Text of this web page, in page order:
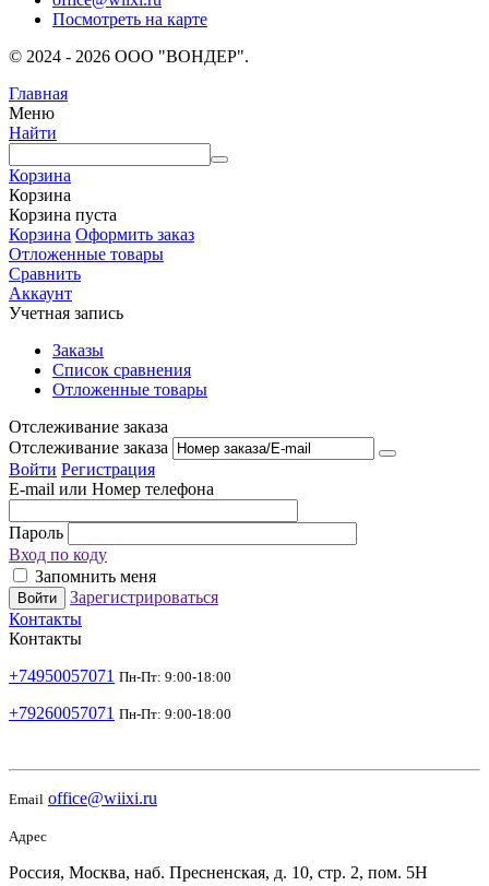
Посмотреть на карте
© 2024 - 2026 ООО "ВОНДЕР".
Главная
Меню
Найти
Корзина
Корзина
Корзина пуста
Корзина Оформить заказ
Отложенные товары
Сравнить
Аккаунт
Учетная запись
Заказы
Список сравнения
Отложенные товары
Отслеживание заказа
Отслеживание заказа
Войти Регистрация
E-mail или Номер телефона
Пароль
Вход по коду
Запомнить меня
Войти
Зарегистрироваться
Контакты
Контакты
+74950057071 Пн-Пт: 9:00-18:00
+79260057071 Пн-Пт: 9:00-18:00
Email office@wiixi.ru
Адрес
Россия, Москва, наб. Пресненская, д. 10, стр. 2, пом. 5Н